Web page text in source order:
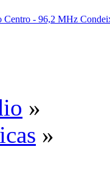
Centro - 96,2 MHz
»
»